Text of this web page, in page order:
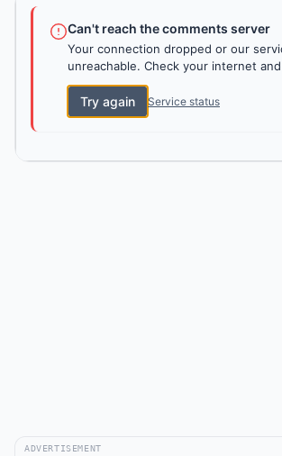
Can't reach the comments server
Your connection dropped or our
unreachable. Check your internet
Try again Service status
ADVERTISEMENT